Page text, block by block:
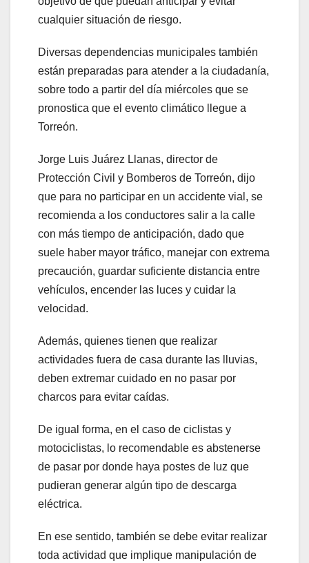
cualquier situación de riesgo.
Diversas dependencias municipales también
están preparadas para atender a la ciudadanía,
sobre todo a partir del día miércoles que se
pronostica que el evento climático llegue a
Torreón.
Jorge Luis Juárez Llanas, director de
Protección Civil y Bomberos de Torreón, dijo
que para no participar en un accidente vial, se
recomienda a los conductores salir a la calle
con más tiempo de anticipación, dado que
suele haber mayor tráfico, manejar con extrema
precaución, guardar suficiente distancia entre
vehículos, encender las luces y cuidar la
velocidad.
Además, quienes tienen que realizar
actividades fuera de casa durante las lluvias,
deben extremar cuidado en no pasar por
charcos para evitar caídas.
De igual forma, en el caso de ciclistas y
motociclistas, lo recomendable es abstenerse
de pasar por donde haya postes de luz que
pudieran generar algún tipo de descarga
eléctrica.
En ese sentido, también se debe evitar realizar
toda actividad que implique manipulación de